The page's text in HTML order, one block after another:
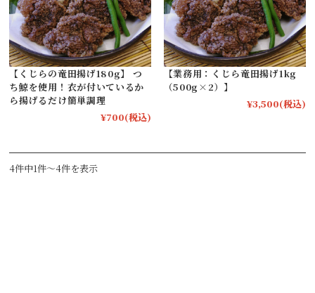
【くじらの竜田揚げ180g】 つ
ち鯨を使用！衣が付いているか
ら揚げるだけ簡単調理
¥700(税込)
【業務用：くじら竜田揚げ1kg
（500g×2）】
¥3,500(税込)
4件中1件～4件を表示